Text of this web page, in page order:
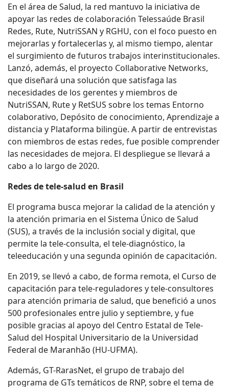
En el área de Salud, la red mantuvo la iniciativa de
apoyar las redes de colaboración Telessaúde Brasil
Redes, Rute, NutriSSAN y RGHU, con el foco puesto en
mejorarlas y fortalecerlas y, al mismo tiempo, alentar
el surgimiento de futuros trabajos interinstitucionales.
Lanzó, además, el proyecto Collaborative Networks,
que diseñará una solución que satisfaga las
necesidades de los gerentes y miembros de
NutriSSAN, Rute y RetSUS sobre los temas Entorno
colaborativo, Depósito de conocimiento, Aprendizaje a
distancia y Plataforma bilingüe. A partir de entrevistas
con miembros de estas redes, fue posible comprender
las necesidades de mejora. El despliegue se llevará a
cabo a lo largo de 2020.
Redes de tele-salud en Brasil
El programa busca mejorar la calidad de la atención y
la atención primaria en el Sistema Único de Salud
(SUS), a través de la inclusión social y digital, que
permite la tele-consulta, el tele-diagnóstico, la
teleeducación y una segunda opinión de capacitación.
En 2019, se llevó a cabo, de forma remota, el Curso de
capacitación para tele-reguladores y tele-consultores
para atención primaria de salud, que benefició a unos
500 profesionales entre julio y septiembre, y fue
posible gracias al apoyo del Centro Estatal de Tele-
Salud del Hospital Universitario de la Universidad
Federal de Maranhão (HU-UFMA).
Además, GT-RarasNet, el grupo de trabajo del
programa de GTs temáticos de RNP, sobre el tema de